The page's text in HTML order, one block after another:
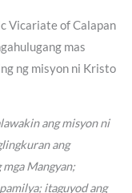
Vicariate of Calapan
mas
ng misyon ni Kristo
ang misyon ni
ang
Mangyan;
itaguyod ang